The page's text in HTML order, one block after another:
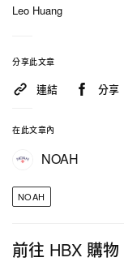
Leo Huang
分享此文章
連結 分享
在此文章內
NOAH
NOAH
前往 HBX 購物